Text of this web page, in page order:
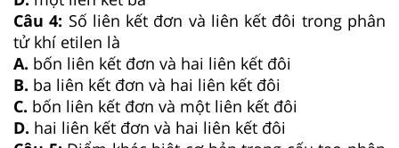
Câu 4: Số liên kết đơn và liên kết đôi trong phân
tử khí etilen là
A. bốn liên kết đơn và hai liên kết đôi
B. ba liên kết đơn và hai liên kết đôi
C. bốn liên kết đơn và một liên kết đôi
D. hai liên kết đơn và hai liên kết đôi